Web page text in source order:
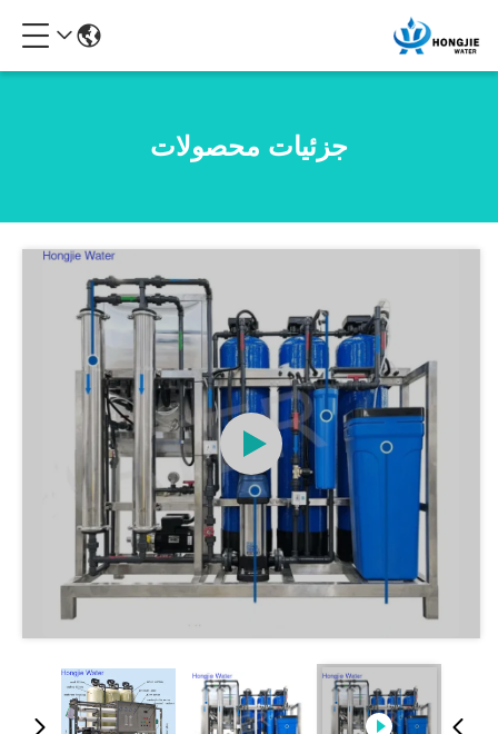
جزئیات محصولات